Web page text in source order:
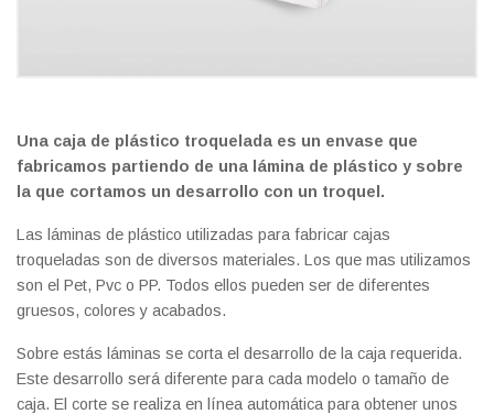
Una caja de plástico troquelada es un envase que
fabricamos partiendo de una lámina de plástico y sobre
la que cortamos un desarrollo con un troquel.
Las láminas de plástico utilizadas para fabricar cajas
troqueladas son de diversos materiales. Los que mas utilizamos
son el Pet, Pvc o PP. Todos ellos pueden ser de diferentes
gruesos, colores y acabados.
Sobre estás láminas se corta el desarrollo de la caja requerida.
Este desarrollo será diferente para cada modelo o tamaño de
caja. El corte se realiza en línea automática para obtener unos